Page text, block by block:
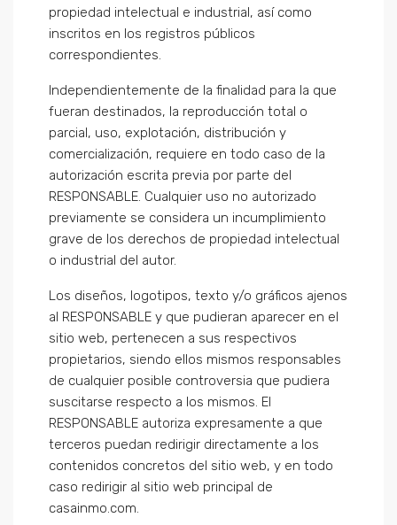
propiedad intelectual e industrial, así como
inscritos en los registros públicos
correspondientes.
Independientemente de la finalidad para la que
fueran destinados, la reproducción total o
parcial, uso, explotación, distribución y
comercialización, requiere en todo caso de la
autorización escrita previa por parte del
RESPONSABLE. Cualquier uso no autorizado
previamente se considera un incumplimiento
grave de los derechos de propiedad intelectual
o industrial del autor.
Los diseños, logotipos, texto y/o gráficos ajenos
al RESPONSABLE y que pudieran aparecer en el
sitio web, pertenecen a sus respectivos
propietarios, siendo ellos mismos responsables
de cualquier posible controversia que pudiera
suscitarse respecto a los mismos. El
RESPONSABLE autoriza expresamente a que
terceros puedan redirigir directamente a los
contenidos concretos del sitio web, y en todo
caso redirigir al sitio web principal de
casainmo.com.